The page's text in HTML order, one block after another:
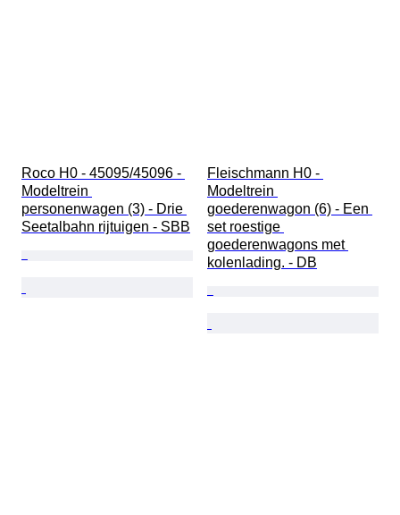
Roco H0 - 45095/45096 -
Modeltrein
personenwagen (3) - Drie
Seetalbahn rijtuigen - SBB
Fleischmann H0 -
Modeltrein
goederenwagon (6) - Een
set roestige
goederenwagons met
kolenlading. - DB